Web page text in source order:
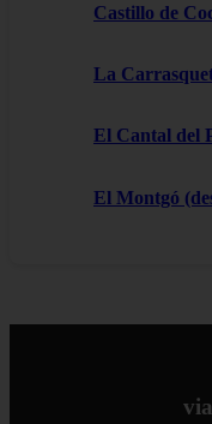
Castillo de
La
El Cantal del
El Montgó